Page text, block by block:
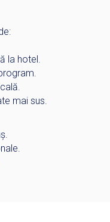
la hotel.
mai sus.